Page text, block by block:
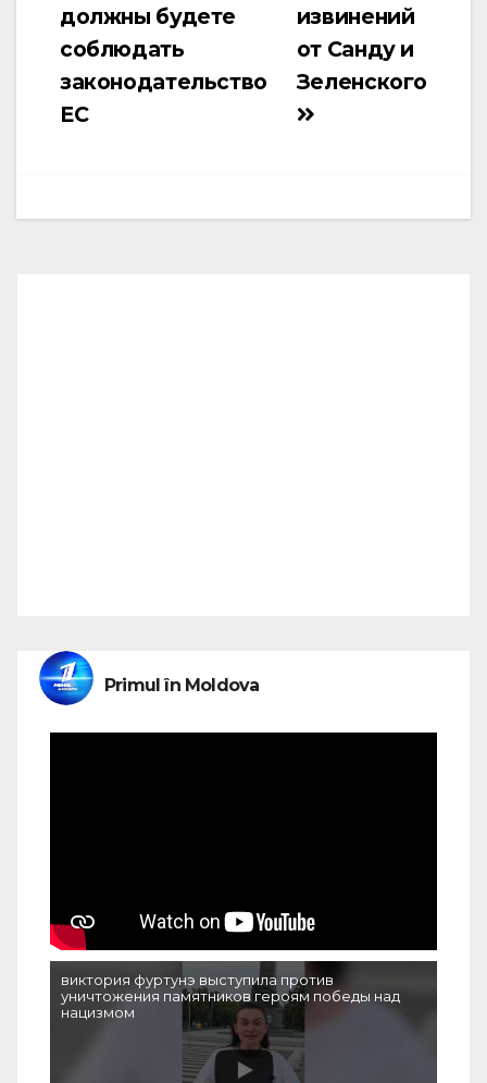
извинений
от Санду и
Зеленского
должны будете
соблюдать
законодательство
ЕС
Primul în Moldova
виктория фуртунэ выступила против
уничтожения памятников героям победы над
нацизмом